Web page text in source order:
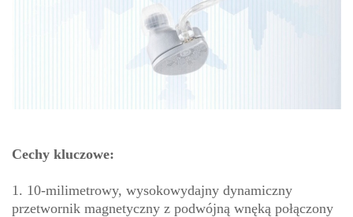
Cechy kluczowe:
1. 10-milimetrowy, wysokowydajny dynamiczny
przetwornik magnetyczny z podwójną wnęką połączony